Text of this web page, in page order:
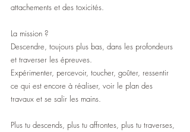
attachements et des toxicités.
La mission ?
Descendre, toujours plus bas, dans les profondeurs
et traverser les épreuves.
Expérimenter, percevoir, toucher, goûter, ressentir
ce qui est encore à réaliser, voir le plan des
travaux et se salir les mains.
Plus tu descends, plus tu affrontes, plus tu traverses,